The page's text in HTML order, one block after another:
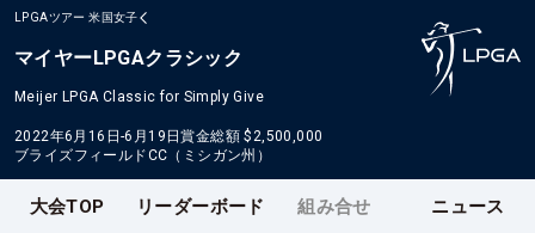
LPGAツアー 米国女子
マイヤーLPGAクラシック
Meijer LPGA Classic for Simply Give
2022年6月16日-6月19日賞金総額 $2,500,000
ブライズフィールドCC（ミシガン州）
大会TOP リーダーボード 組み合せ ニュース